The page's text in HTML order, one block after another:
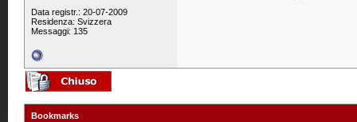
Data registr.: 20-07-2009
Residenza: Svizzera
Messaggi: 135
Bookmarks